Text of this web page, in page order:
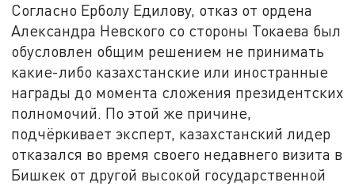
Согласно Ерболу Едилову, отказ от ордена
Александра Невского со стороны Токаева был
обусловлен общим решением не принимать
какие-либо казахстанские или иностранные
награды до момента сложения президентских
полномочий. По этой же причине,
подчёркивает эксперт, казахстанский лидер
отказался во время своего недавнего визита в
Бишкек от другой высокой государственной